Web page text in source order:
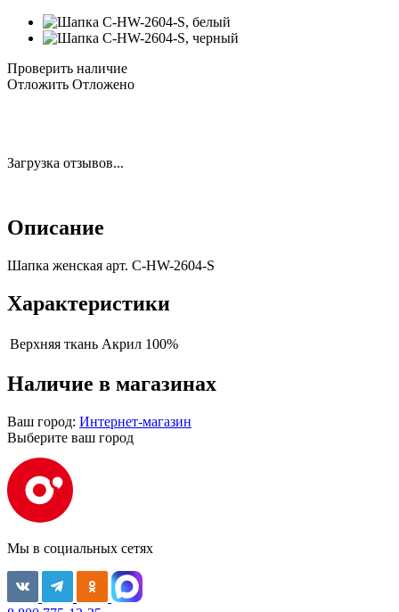
Проверить наличие
Отложить Отложено
Загрузка отзывов...
Описание
Шапка женская арт. C-HW-2604-S
Характеристики
Верхняя ткань Акрил 100%
Наличие в магазинах
Ваш город: Интернет-магазин
Выберите ваш город
Мы в социальных сетях